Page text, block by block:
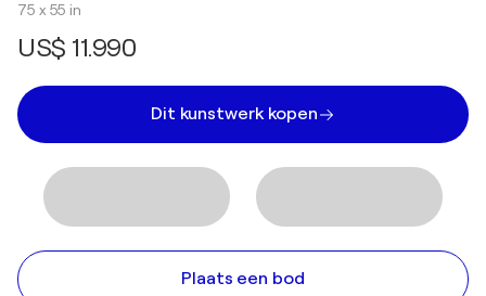
75 x 55 in
US$ 11.990
Dit kunstwerk kopen
Plaats een bod